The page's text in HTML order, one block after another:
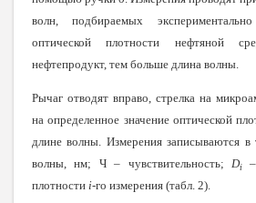
волн, подбираемых
оптической плотности нефтяной
нефтепродукт, тем больше длина волны.
Рычаг отводят вправо, стрелка на
на определенное значение оптической
длине волны. Измерения записываются в
волны, нм; Ч – чувствительность; Di–
плотности i-го измерения (табл. 2).